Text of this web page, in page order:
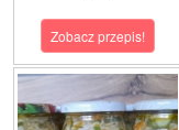
Zobacz przepis!